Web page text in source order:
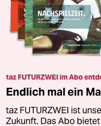
taz FUTURZWEI im Abo
Endlich mal ein
taz FUTURZWEI ist
Zukunft. Das Abo